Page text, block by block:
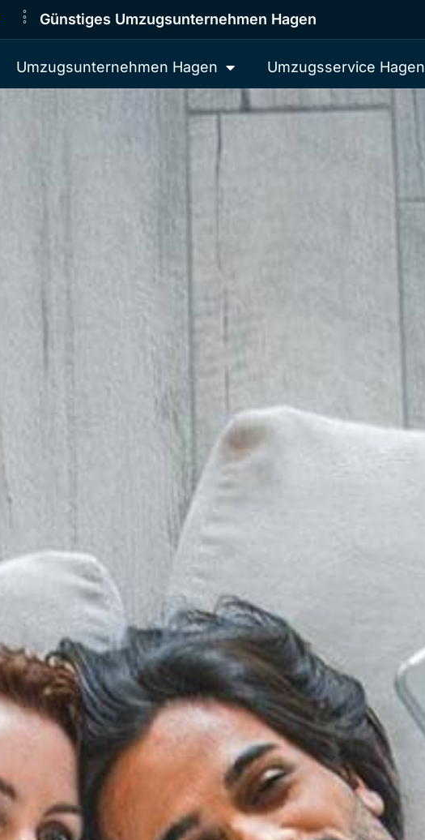
Günstiges Umzugsunternehmen Hagen
Umzugsunternehmen Hagen Umzugsservice Hagen